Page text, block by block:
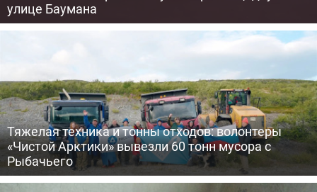
улице Баумана
Тяжелая техника и тонны отходов: волонтеры
«Чистой Арктики» вывезли 60 тонн мусора с
Рыбачьего